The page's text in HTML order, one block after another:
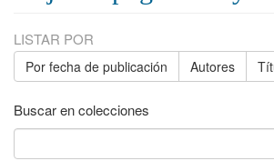
LISTAR POR
Por fecha de publicación Autores
Buscar en colecciones